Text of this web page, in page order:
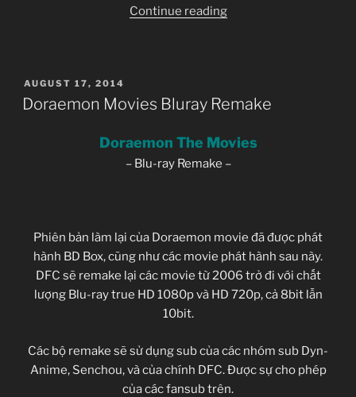
Continue reading“Cập
viết
dẫn”
POSTED
ON
AUGUST 17, 2014
Doraemon Movies Bluray Remake
Doraemon The Movies
– Blu-ray Remake –
Phiên bản làm lại của Doraemon movie đã được phát
hành BD Box, cũng như các movie phát hành sau này.
DFC sẽ remake lại các movie từ 2006 trở đi với chất
lượng Blu-ray true HD 1080p và HD 720p, cả 8bit lẫn
10bit.
Các bộ remake sẽ sử dụng sub của các nhóm sub Dyn-
Anime, Senchou, và của chính DFC. Được sự cho phép
của các fansub trên.